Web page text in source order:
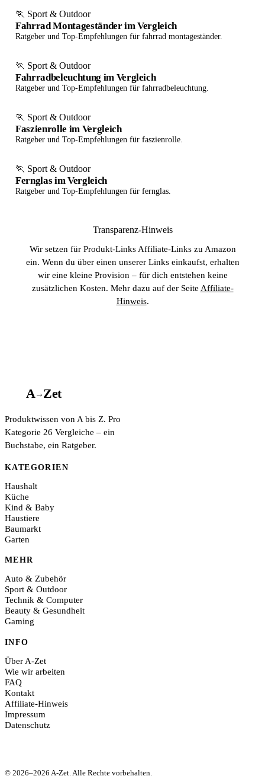
🏃 Sport & Outdoor
Fahrrad Montageständer im Vergleich
Ratgeber und Top-Empfehlungen für fahrrad montageständer.
🏃 Sport & Outdoor
Fahrradbeleuchtung im Vergleich
Ratgeber und Top-Empfehlungen für fahrradbeleuchtung.
🏃 Sport & Outdoor
Faszienrolle im Vergleich
Ratgeber und Top-Empfehlungen für faszienrolle.
🏃 Sport & Outdoor
Fernglas im Vergleich
Ratgeber und Top-Empfehlungen für fernglas.
Transparenz-Hinweis
Wir setzen für Produkt-Links Affiliate-Links zu Amazon
ein. Wenn du über einen unserer Links einkaufst, erhalten
wir eine kleine Provision – für dich entstehen keine
zusätzlichen Kosten. Mehr dazu auf der Seite Affiliate-
Hinweis.
A→Zet
Produktwissen von A bis Z. Pro
Kategorie 26 Vergleiche – ein
Buchstabe, ein Ratgeber.
KATEGORIEN
Haushalt
Küche
Kind & Baby
Haustiere
Baumarkt
Garten
MEHR
Auto & Zubehör
Sport & Outdoor
Technik & Computer
Beauty & Gesundheit
Gaming
INFO
Über A-Zet
Wie wir arbeiten
FAQ
Kontakt
Affiliate-Hinweis
Impressum
Datenschutz
© 2026–2026 A-Zet. Alle Rechte vorbehalten.